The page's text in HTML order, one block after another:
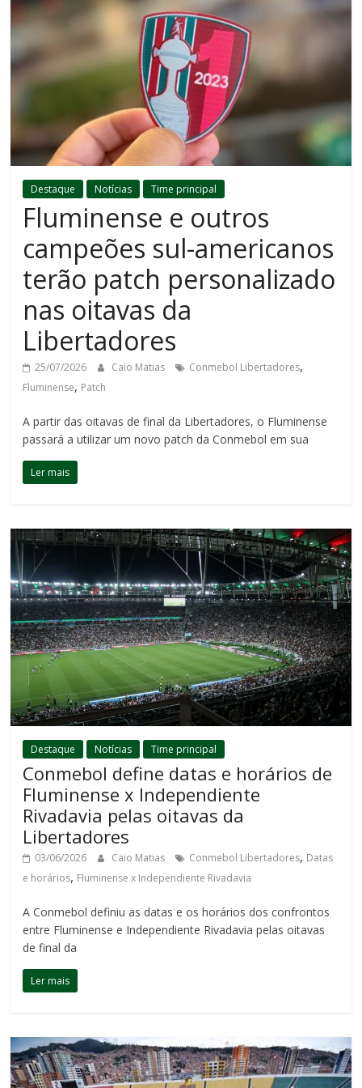
Destaque Notícias Time principal
Fluminense e outros
campeões sul-americanos
terão patch personalizado
nas oitavas da
Libertadores
25/07/2026 Caio Matias Conmebol Libertadores,
Fluminense, Patch
A partir das oitavas de final da Libertadores, o Fluminense
passará a utilizar um novo patch da Conmebol em sua
Ler mais
Destaque Notícias Time principal
Conmebol define datas e horários de
Fluminense x Independiente
Rivadavia pelas oitavas da
Libertadores
03/06/2026 Caio Matias Conmebol Libertadores, Datas
e horários, Fluminense x Independiente Rivadavia
A Conmebol definiu as datas e os horários dos confrontos
entre Fluminense e Independiente Rivadavia pelas oitavas
de final da
Ler mais